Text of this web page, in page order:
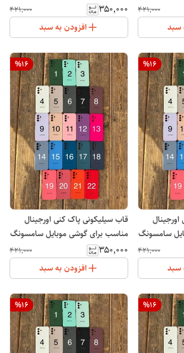
۴۲۱٬۰۰۰
سبد
Galaxy A30/A20
۳۵۰٬۰۰۰ ۴۲۱٬۰۰۰
افزودن به سبد
%16
سامسونگ
۴۲۱٬۰۰۰
سبد
%16
قاب سیلیکونی پاک کنی اورجینال
مناسب برای گوشی موبایل سامسونگ
Galaxy A36
۳۵۰٬۰۰۰ ۴۲۱٬۰۰۰
افزودن به سبد
%16
%16